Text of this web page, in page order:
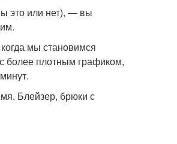
это или нет), — вы
мы становимся
более плотным графиком,
Блейзер, брюки с